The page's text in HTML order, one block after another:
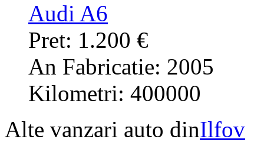
Audi A6
Pret: 1.200 €
An Fabricatie: 2005
Kilometri: 400000
Alte vanzari auto dinIlfov